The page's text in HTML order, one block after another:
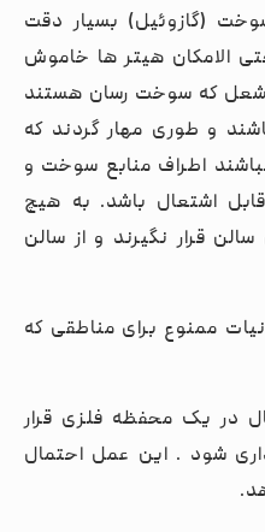
(گازوئیل) بسیار دقت
الامکان هیتر ها خاموش
که سوخت رسان هستند
و طوری مهار گردند که
اطراف منابع سوخت و
اشتعال باشد. به هیچ
قرار نگیرند و از سالن
ممنوع برای مناطقی که
در یک محفظه فلزی قرار
شود . این عمل احتمال